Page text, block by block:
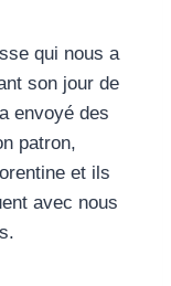
qui nous a
son jour de
envoyé des
patron,
et ils
avec nous